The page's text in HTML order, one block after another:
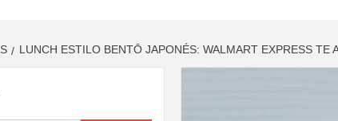
LUNCH ESTILO BENTŌ JAPONÉS: WALMART EXPRESS TE